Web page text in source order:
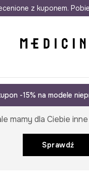
Darmowa dostawa
z kuponem.
-15% na modele
mamy dla Ciebie
Sprawdź